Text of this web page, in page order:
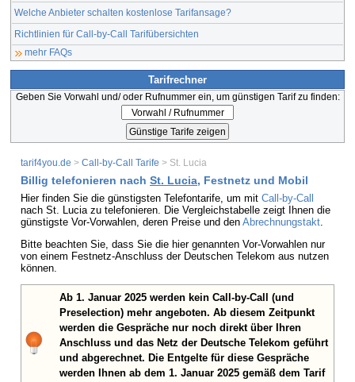
Welche Anbieter schalten kostenlose Tarifansage?
Richtlinien für Call-by-Call Tarifübersichten
mehr FAQs
Tarifrechner
Geben Sie Vorwahl und/ oder Rufnummer ein, um günstigen Tarif zu finden:
tarif4you.de > Call-by-Call Tarife > St. Lucia
Billig telefonieren nach St. Lucia, Festnetz und Mobil
Hier finden Sie die günstigsten Telefontarife, um mit Call-by-Call
nach St. Lucia zu telefonieren. Die Vergleichstabelle zeigt Ihnen die
günstigste Vor-Vorwahlen, deren Preise und den Abrechnungstakt
Bitte beachten Sie, dass Sie die hier genannten Vor-Vorwahlen nur
von einem Festnetz-Anschluss der Deutschen Telekom aus nutzen
können.
Ab 1. Januar 2025 werden kein Call-by-Call (und
Preselection) mehr angeboten. Ab diesem Zeitpunkt
werden die Gespräche nur noch direkt über Ihren
Anschluss und das Netz der Deutsche Telekom geführt
und abgerechnet. Die Entgelte für diese Gespräche
werden Ihnen ab dem 1. Januar 2025 gemäß dem Tarif